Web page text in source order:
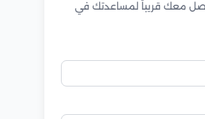
معك قريباً لمساعدتك في